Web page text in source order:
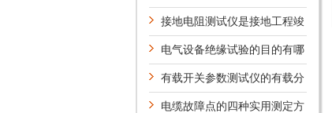
置的影响
接地电阻测试仪是接地工程竣
工验收*的工具
电气设备绝缘试验的目的有哪
些 有载开关参数测试仪的有载分
接开关工作过程
电缆故障点的四种实用测定方